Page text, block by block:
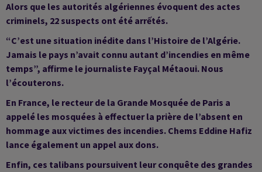
Alors que les autorités algériennes évoquent des actes
criminels, 22 suspects ont été arrếtés.
“C’est une situation inédite dans l’Histoire de l’Algérie.
Jamais le pays n’avait connu autant d’incendies en même
temps”, affirme le journaliste Fayçal Métaoui. Nous
l’écouterons.
En France, le recteur de la Grande Mosquée de Paris a
appelé les mosquées à effectuer la prière de l’absent en
hommage aux victimes des incendies. Chems Eddine Hafiz
lance également un appel aux dons.
Enfin, ces talibans poursuivent leur conquête des grandes